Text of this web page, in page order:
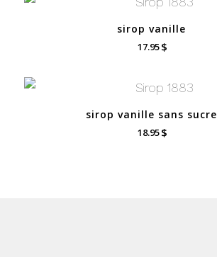
sirop vanille
17.95$
sirop vanille sans sucre
18.95$